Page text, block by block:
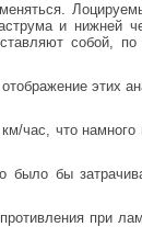
и нижней
собой, по
этих
час, что намного
бы
при